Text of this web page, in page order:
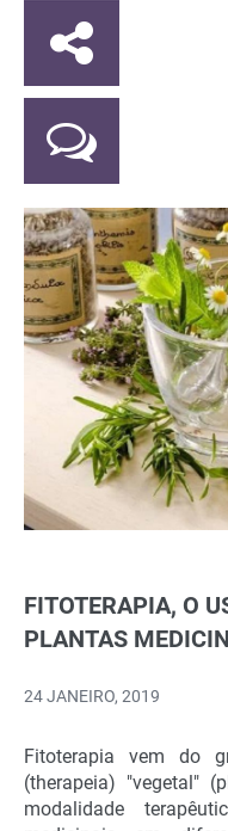
FITOTERAPIA, O
PLANTAS
24 JANEIRO, 2019
Fitoterapia vem do
(therapeia) "vegetal"
modalidade